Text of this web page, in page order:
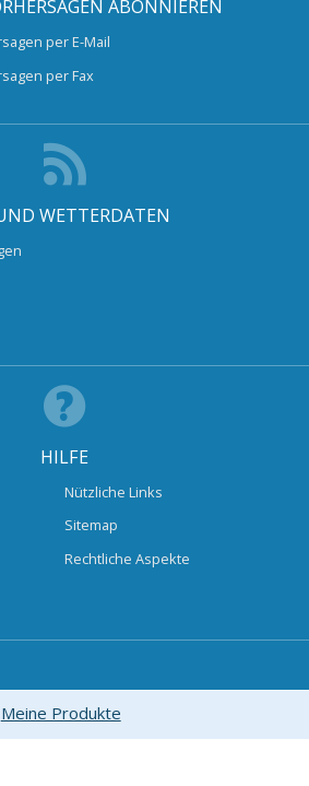
ABONNIEREN
per E-Mail
per Fax
WETTERDATEN
HILFE
Nützliche Links
Sitemap
Rechtliche Aspekte
Meine Produkte